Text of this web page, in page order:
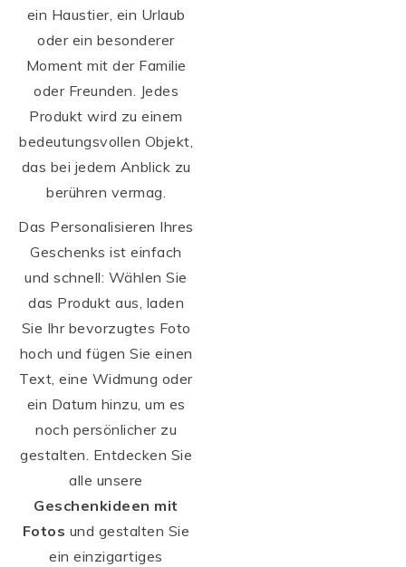
ein Haustier, ein Urlaub
oder ein besonderer
Moment mit der Familie
oder Freunden. Jedes
Produkt wird zu einem
bedeutungsvollen Objekt,
das bei jedem Anblick zu
berühren vermag.
Das Personalisieren Ihres
Geschenks ist einfach
und schnell: Wählen Sie
das Produkt aus, laden
Sie Ihr bevorzugtes Foto
hoch und fügen Sie einen
Text, eine Widmung oder
ein Datum hinzu, um es
noch persönlicher zu
gestalten. Entdecken Sie
alle unsere
Geschenkideen mit
Fotos und gestalten Sie
ein einzigartiges